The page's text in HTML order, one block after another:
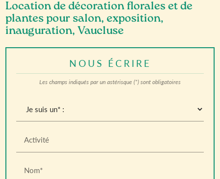
Location de décoration florales et de
plantes pour salon, exposition,
inauguration, Vaucluse
NOUS ÉCRIRE
Les champs indiqués par un astérisque (*) sont obligatoires
Activité
Nom*